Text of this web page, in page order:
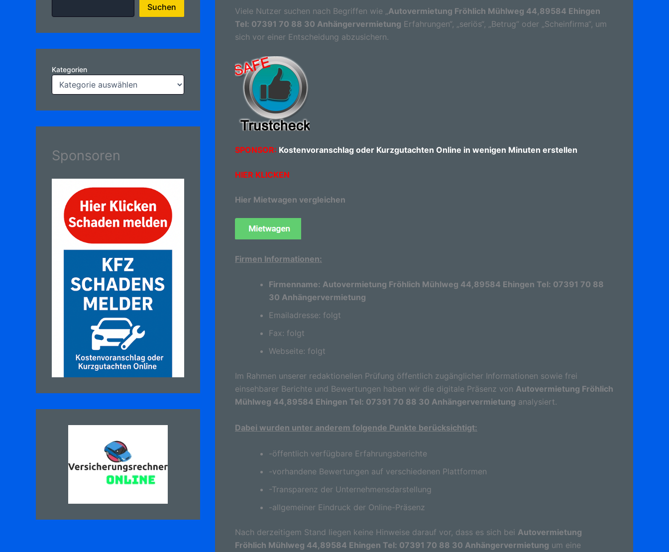
Suchen
Kategorien
Sponsoren
Viele Nutzer suchen nach Begriffen wie „Autovermietung Fröhlich Mühlweg 44,89584 Ehingen
Tel: 07391 70 88 30 Anhängervermietung Erfahrungen“, „seriös“, „Betrug“ oder „Scheinfirma“, um
sich vor einer Entscheidung abzusichern.
SPONSOR: Kostenvoranschlag oder Kurzgutachten Online in wenigen Minuten erstellen
HIER KLICKEN
Hier Mietwagen vergleichen
Firmen Informationen:
Firmenname: Autovermietung Fröhlich Mühlweg 44,89584 Ehingen Tel: 07391 70 88
30 Anhängervermietung
Emailadresse: folgt
Fax: folgt
Webseite: folgt
Im Rahmen unserer redaktionellen Prüfung öffentlich zugänglicher Informationen sowie frei
einsehbarer Berichte und Bewertungen haben wir die digitale Präsenz von Autovermietung Fröhlich
Mühlweg 44,89584 Ehingen Tel: 07391 70 88 30 Anhängervermietung analysiert.
Dabei wurden unter anderem folgende Punkte berücksichtigt:
-öffentlich verfügbare Erfahrungsberichte
-vorhandene Bewertungen auf verschiedenen Plattformen
-Transparenz der Unternehmensdarstellung
-allgemeiner Eindruck der Online-Präsenz
Nach derzeitigem Stand liegen keine Hinweise darauf vor, dass es sich bei Autovermietung
Fröhlich Mühlweg 44,89584 Ehingen Tel: 07391 70 88 30 Anhängervermietung um eine